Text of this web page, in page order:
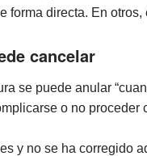
forma directa. En
cancelar
se puede anular
o no proceder
y no se ha corregido